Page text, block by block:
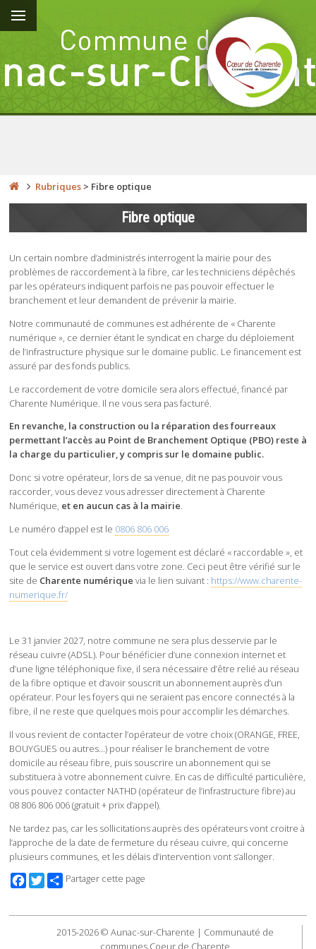
Rubriques > Fibre optique
Fibre optique
Un certain nombre d’administrés interrogent la mairie pour des
problèmes de raccordement à la fibre, car les techniciens dépêchés
par les opérateurs indiquent parfois ne pas pouvoir effectuer le
branchement et leur demandent de prévenir la mairie.
Notre communauté de communes est adhérente de « Charente
numérique », ce dernier étant le syndicat en charge du déploiement
de l’infrastructure physique sur le domaine public. Le financement est
assuré par des fonds publics.
Le raccordement de votre domicile sera alors effectué, financé par
Charente Numérique. Il ne vous sera pas facturé.
En revanche, la construction ou la réparation des fourreaux
permettant l’accès au Point de Branchement Optique (PBO) reste à
la charge du particulier, y compris sur le domaine public.
Donc si votre opérateur, lors de sa venue, dit ne pas pouvoir vous
raccorder, vous devez vous adresser directement à Charente
Numérique, et en aucun cas à la mairie.
Le numéro d’appel est le 0806 806 006
Tout cela évidemment si votre logement est déclaré « raccordable », et
que le service est ouvert dans votre zone. Ceci peut être vérifié sur le
site de Charente numérique via le lien suivant : https://www.charente-
numerique.fr/
Le 31 janvier 2027, notre commune ne sera plus desservie par le
réseau cuivre (ADSL). Pour bénéficier d’une connexion internet et
d’une ligne téléphonique fixe, il sera nécessaire d’être relié au réseau
de la fibre optique et d’avoir souscrit un abonnement auprès d’un
opérateur. Pour les foyers qui ne seraient pas encore connectés à la
fibre, il ne reste que quelques mois pour accomplir les démarches.
Il vous revient de contacter l’opérateur de votre choix (ORANGE, FREE,
BOUYGUES ou autres…) pour réaliser le branchement de votre
domicile au réseau fibre, puis souscrire un abonnement qui se
substituera à votre abonnement cuivre. En cas de difficulté particulière,
vous pouvez contacter NATHD (opérateur de l’infrastructure fibre) au
08 806 806 006 (gratuit + prix d’appel).
Ne tardez pas, car les sollicitations auprès des opérateurs vont croitre à
l’approche de la date de fermeture du réseau cuivre, qui concerne
plusieurs communes, et les délais d’intervention vont s’allonger.
Facebook
TwitterPartager cette page
2015-2026 © Aunac-sur-Charente | Communauté de
communes Coeur de Charente